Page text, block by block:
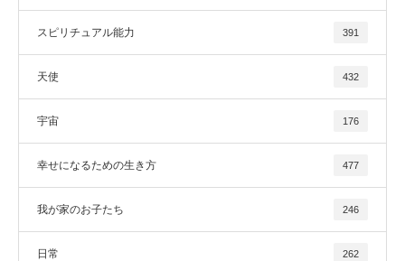
スピリチュアル能力 391
天使 432
宇宙 176
幸せになるための生き方 477
我が家のお子たち 246
日常 262